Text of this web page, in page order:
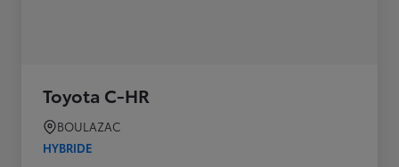
Toyota C-HR
BOULAZAC
HYBRIDE